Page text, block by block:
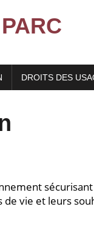
DROITS DES
vie et leurs